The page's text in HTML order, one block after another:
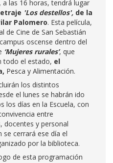
a las 16 horas, tendrá lugar
'Los destellos', de la
Palomero. Esta película,
de Cine de San Sebastián
oscense dentro del
‘Mujeres rurales’, que
todo el estado, el
Pesca y Alimentación.
los distintos
el lunes se habrán ido
los días en la Escuela, con
entre
docentes y personal
cerrará ese día el
por la biblioteca.
de esta programación